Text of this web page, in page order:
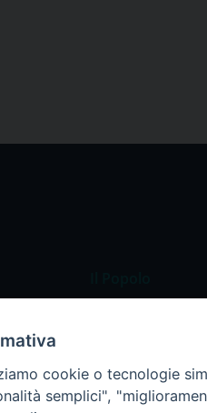
La redazione
cookie o tecnologie
semplici",